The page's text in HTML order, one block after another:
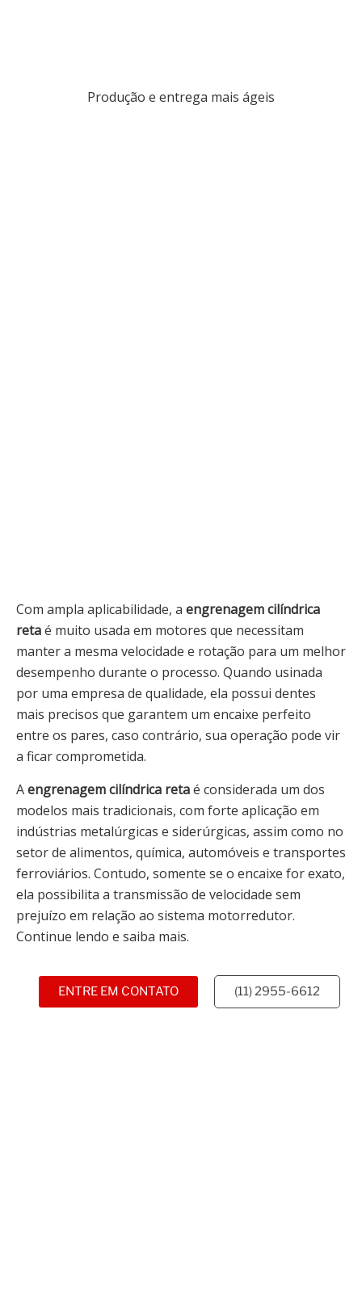
Produção e entrega mais ágeis
Com ampla aplicabilidade, a engrenagem cilíndrica
retaé muito usada em motores que necessitam
manter a mesma velocidade e rotação para um melhor
desempenho durante o processo. Quando usinada
por uma empresa de qualidade, ela possui dentes
mais precisos que garantem um encaixe perfeito
entre os pares, caso contrário, sua operação pode vir
a ficar comprometida.
Aengrenagem cilíndrica retaé considerada um dos
modelos mais tradicionais, com forte aplicação em
indústrias metalúrgicas e siderúrgicas, assim como no
setor de alimentos, química, automóveis e transportes
ferroviários. Contudo, somente se o encaixe for exato,
ela possibilita a transmissão de velocidade sem
prejuízo em relação ao sistema motorredutor.
Continue lendo e saiba mais.
ENTRE EM CONTATO (11) 2955-6612